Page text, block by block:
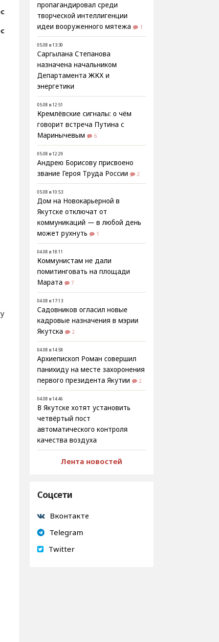
пропагандировал среди
творческой интеллигенции
идеи вооруженного мятежа
1
05.08 в 13:30
Саргылана Степанова
назначена начальником
Департамента ЖКХ и
энергетики
05.08 в 12:51
Кремлёвские сигналы: о чём
говорит встреча Путина с
Маринычевым
6
05.08 в 12:29
Андрею Борисову присвоено
звание Героя Труда России
2
05.08 в 10:53
Дом на Новокарьерной в
Якутске отключат от
коммуникаций — в любой день
может рухнуть
1
04.08 в 18:11
Коммунистам не дали
помитинговать на площади
Марата
7
04.08 в 17:13
Садовников огласил новые
кадровые назначения в мэрии
Якутска
2
04.08 в 14:58
Архиепископ Роман совершил
панихиду на месте захоронения
первого президента Якутии
2
04.08 в 14:46
В Якутске хотят установить
четвёртый пост
автоматического контроля
качества воздуха
Лента новостей
Соцсети
Вконтакте
Telegram
Twitter